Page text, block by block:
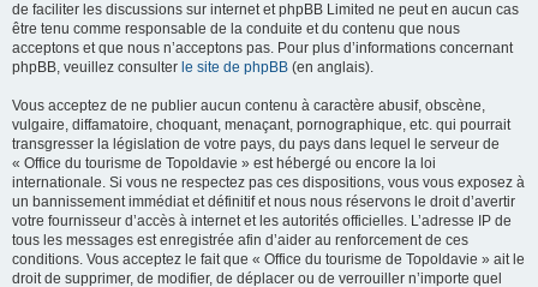
de faciliter les discussions sur internet et phpBB Limited ne peut en aucun cas
être tenu comme responsable de la conduite et du contenu que nous
acceptons et que nous n’acceptons pas. Pour plus d’informations concernant
phpBB, veuillez consulter le site de phpBB (en anglais).
Vous acceptez de ne publier aucun contenu à caractère abusif, obscène,
vulgaire, diffamatoire, choquant, menaçant, pornographique, etc. qui pourrait
transgresser la législation de votre pays, du pays dans lequel le serveur de
« Office du tourisme de Topoldavie » est hébergé ou encore la loi
internationale. Si vous ne respectez pas ces dispositions, vous vous exposez à
un bannissement immédiat et définitif et nous nous réservons le droit d’avertir
votre fournisseur d’accès à internet et les autorités officielles. L’adresse IP de
tous les messages est enregistrée afin d’aider au renforcement de ces
conditions. Vous acceptez le fait que « Office du tourisme de Topoldavie » ait le
droit de supprimer, de modifier, de déplacer ou de verrouiller n’importe quel